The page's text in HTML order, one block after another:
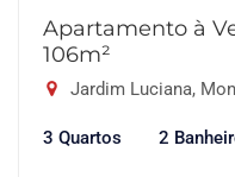
Apartamento à
106m²
Jardim Luciana,
3 Quartos 2